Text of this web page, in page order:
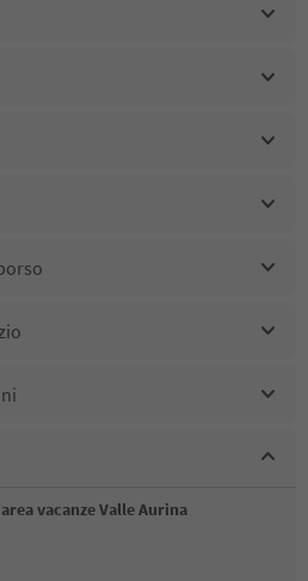
vacanze Valle Aurina